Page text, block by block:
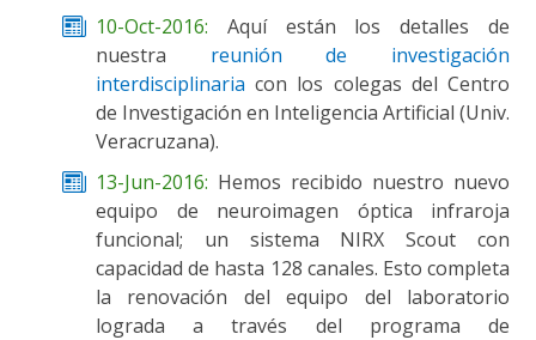
10-Oct-2016: Aquí están los detalles de
nuestra reunión de investigación
interdisciplinaria con los colegas del Centro
de Investigación en Inteligencia Artificial (Univ.
Veracruzana).
13-Jun-2016: Hemos recibido nuestro nuevo
equipo de neuroimagen óptica infraroja
funcional; un sistema NIRX Scout con
capacidad de hasta 128 canales. Esto completa
la renovación del equipo del laboratorio
lograda a través del programa de